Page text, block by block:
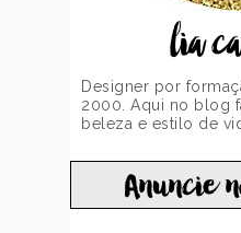
lia
Designer por
2000. Aqui no blog
beleza e estilo de
Anuncie